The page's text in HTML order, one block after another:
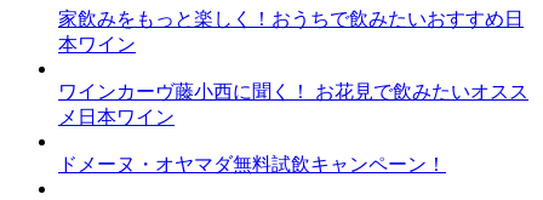
家飲みをもっと楽しく！おうちで飲みたいおすすめ日
本ワイン
ワインカーヴ藤小西に聞く！ お花見で飲みたいオスス
メ日本ワイン
ドメーヌ・オヤマダ無料試飲キャンペーン！